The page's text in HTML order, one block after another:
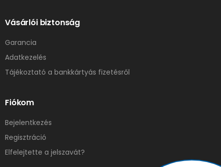
Vásárlói biztonság
Garancia
Adatkezelés
Tájékoztató a bankkártyás fizetésről
Fiókom
Bejelentkezés
Regisztráció
Elfelejtette a jelszavát?